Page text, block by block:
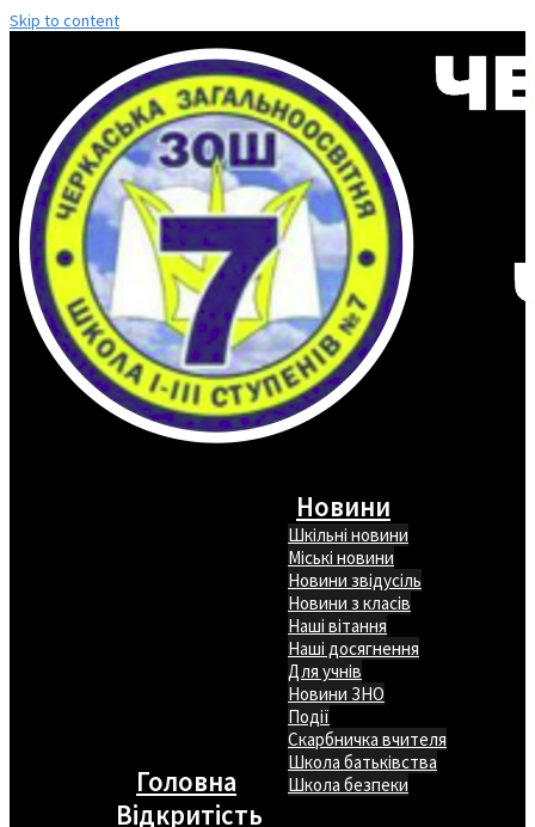
Skip to content
Головна
Новини
Шкільні новини
Міські новини
Новини звідусіль
Новини з класів
Наші вітання
Наші досягнення
Для учнів
Новини ЗНО
Події
Скарбничка вчителя
Школа батьківства
Школа безпеки
Відкритість